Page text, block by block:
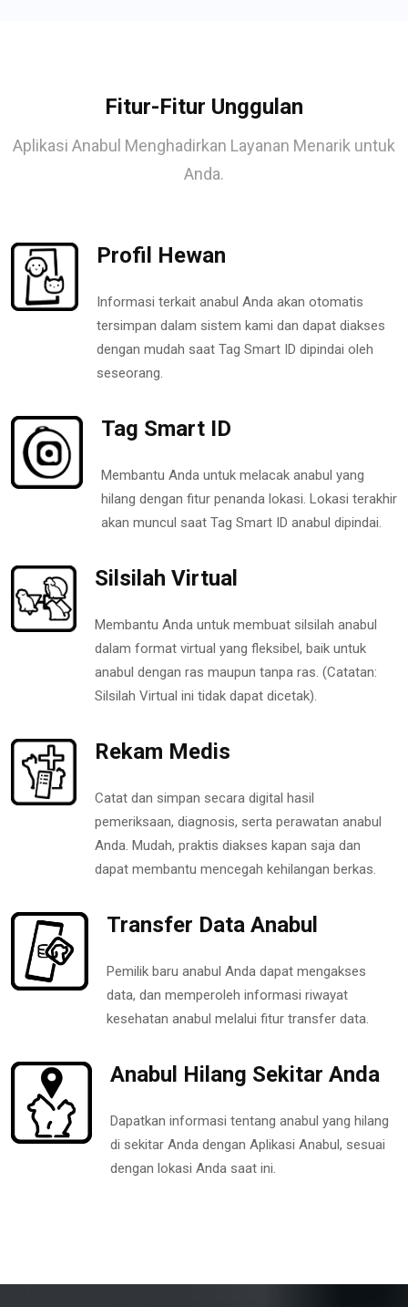
Fitur-Fitur Unggulan
Aplikasi Anabul Menghadirkan Layanan Menarik untuk
Anda.
Profil Hewan
Informasi terkait anabul Anda akan otomatis
tersimpan dalam sistem kami dan dapat diakses
dengan mudah saat Tag Smart ID dipindai oleh
seseorang.
Tag Smart ID
Membantu Anda untuk melacak anabul yang
hilang dengan fitur penanda lokasi. Lokasi terakhir
akan muncul saat Tag Smart ID anabul dipindai.
Silsilah Virtual
Membantu Anda untuk membuat silsilah anabul
dalam format virtual yang fleksibel, baik untuk
anabul dengan ras maupun tanpa ras. (Catatan:
Silsilah Virtual ini tidak dapat dicetak).
Rekam Medis
Catat dan simpan secara digital hasil
pemeriksaan, diagnosis, serta perawatan anabul
Anda. Mudah, praktis diakses kapan saja dan
dapat membantu mencegah kehilangan berkas.
Transfer Data Anabul
Pemilik baru anabul Anda dapat mengakses
data, dan memperoleh informasi riwayat
kesehatan anabul melalui fitur transfer data.
Anabul Hilang Sekitar Anda
Dapatkan informasi tentang anabul yang hilang
di sekitar Anda dengan Aplikasi Anabul, sesuai
dengan lokasi Anda saat ini.